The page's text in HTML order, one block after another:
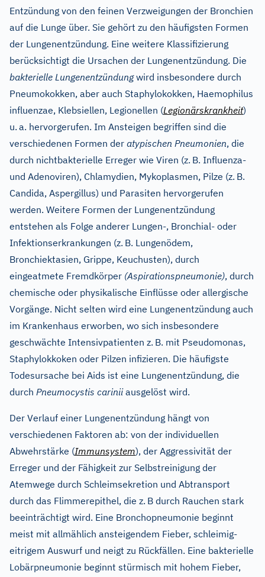
Entzündung von den feinen Verzweigungen der Bronchien
auf die Lunge über. Sie gehört zu den häufigsten Formen
der Lungenentzündung. Eine weitere Klassifizierung
berücksichtigt die Ursachen der Lungenentzündung. Die
bakterielle Lungenentzündungwird insbesondere durch
Pneumokokken, aber auch Staphylokokken, Haemophilus
influenzae, Klebsiellen, Legionellen (Legionärskrankheit)
u. a. hervorgerufen. Im Ansteigen begriffen sind die
verschiedenen Formen der atypischen Pneumonien, die
durch nichtbakterielle Erreger wie Viren (z. B. Influenza-
und Adenoviren), Chlamydien, Mykoplasmen, Pilze (z. B.
Candida, Aspergillus) und Parasiten hervorgerufen
werden. Weitere Formen der Lungenentzündung
entstehen als Folge anderer Lungen-, Bronchial- oder
Infektionserkrankungen (z. B. Lungenödem,
Bronchiektasien, Grippe, Keuchusten), durch
eingeatmete Fremdkörper (Aspirationspneumonie), durch
chemische oder physikalische Einflüsse oder allergische
Vorgänge. Nicht selten wird eine Lungenentzündung auch
im Krankenhaus erworben, wo sich insbesondere
geschwächte Intensivpatienten z. B. mit Pseudomonas,
Staphylokkoken oder Pilzen infizieren. Die häufigste
Todesursache bei Aids ist eine Lungenentzündung, die
durch Pneumocystis cariniiausgelöst wird.
Der Verlauf einer Lungenentzündung hängt von
verschiedenen Faktoren ab: von der individuellen
Abwehrstärke (Immunsystem), der Aggressivität der
Erreger und der Fähigkeit zur Selbstreinigung der
Atemwege durch Schleimsekretion und Abtransport
durch das Flimmerepithel, die z. B durch Rauchen stark
beeinträchtigt wird. Eine Bronchopneumonie beginnt
meist mit allmählich ansteigendem Fieber, schleimig-
eitrigem Auswurf und neigt zu Rückfällen. Eine bakterielle
Lobärpneumonie beginnt stürmisch mit hohem Fieber,